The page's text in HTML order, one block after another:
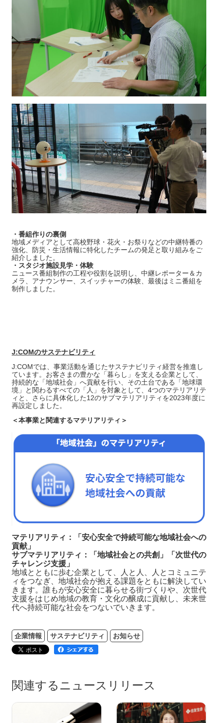
・番組作りの裏側
地域メディアとして高校野球・花火・お祭りなどの中継特番の
強化、防災・生活情報に特化したチームの発足と取り組みをご
紹介しました。
・スタジオ施設見学・体験
ニュース番組制作の工程や役割を説明し、中継レポーター＆カ
メラ、アナウンサー、スイッチャーの体験、最後はミニ番組を
制作しました。
J:COMのサステナビリティ
J:COMでは、事業活動を通じたサステナビリティ経営を推進し
ています。お客さまの豊かな「暮らし」を支える企業として、
持続的な「地域社会」へ貢献を行い、その土台である「地球環
境」と関わるすべての「人」を対象として、4つのマテリアリテ
ィと、さらに具体化した12のサブマテリアリティを2023年度に
再設定しました。
＜本事業と関連するマテリアリティ＞
マテリアリティ：「 安心安全で持続可能な地域社会への
貢献 」
サブマテリアリティ：
「地域社会との共創」 「 次世代の
チャレンジ支援 」
地域とともに歩む企業として、人と人、人とコミュニテ
ィをつなぎ、地域社会が抱える課題をともに解決してい
きます。誰もが安心安全に暮らせる街づくりや、次世代
支援をはじめ地域の教育・文化の醸成に貢献し、未来世
代へ持続可能な社会をつないでいきます。
企業情報 サステナビリティ お知らせ
関連するニュースリリース